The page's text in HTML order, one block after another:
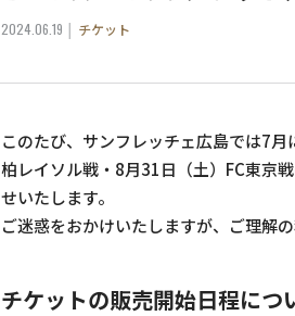
2024.06.19 チケット
このたび、サンフレッチェ広島では7
柏レイソル戦・8月31日（土）FC東京
せいたします。
ご迷惑をおかけいたしますが、ご理解
チケットの販売開始日程につ